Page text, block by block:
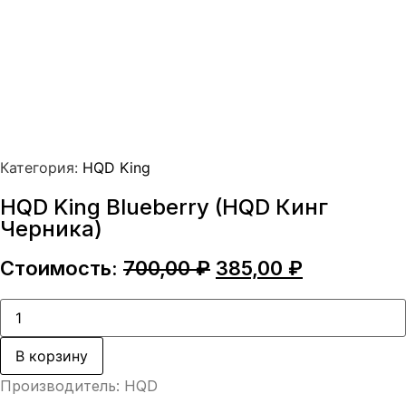
Категория: HQD King
HQD King Blueberry (HQD Кинг
Черника)
Стоимость: 700,00₽ Первоначальная
составляла
385,00 ₽
385,00 ₽.
Количество
товара
HQD
King
Blueberry
(HQD
Кинг
В корзину
Производитель: HQD